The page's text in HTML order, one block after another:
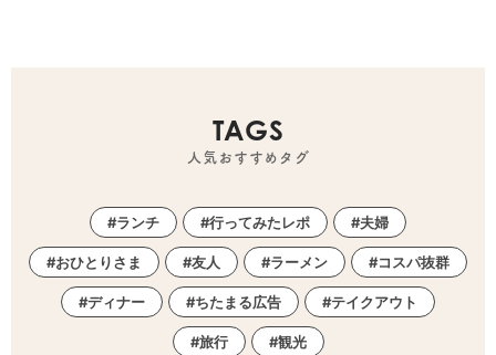
TAGS
人気おすすめタグ
ランチ 行ってみたレポ 夫婦
おひとりさま 友人 ラーメン コスパ抜群
ディナー ちたまる広告 テイクアウト
旅行 観光